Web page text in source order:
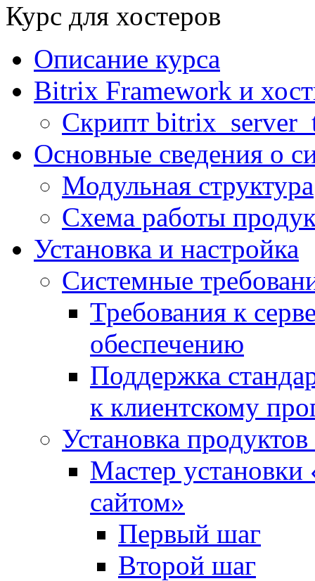
Курс для хостеров
Описание курса
Bitrix Framework и
Скрипт
Основные сведения о
Модульная структура
Схема работы
Установка и настройка
Системные
Требования к
обеспечению
Поддержка
к клиентскому
Установка
Мастер
сайтом»
Первый шаг
Второй шаг